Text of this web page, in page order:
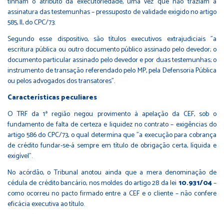
assinatura das testemunhas – pressuposto de validade exigido no artigo
585, II, do CPC/73.
Segundo esse dispositivo, são títulos executivos extrajudiciais "a
escritura pública ou outro documento público assinado pelo devedor; o
documento particular assinado pelo devedor e por duas testemunhas; o
instrumento de transação referendado pelo MP, pela Defensoria Pública
ou pelos advogados dos transatores".
Características peculiares
O TRF da 1ª região negou provimento à apelação da CEF, sob o
fundamento de falta de certeza e liquidez no contrato – exigências do
artigo 586 do CPC/73, o qual determina que "a execução para cobrança
de crédito fundar-se-á sempre em título de obrigação certa, líquida e
exigível".
No acórdão, o Tribunal anotou ainda que a mera denominação de
cédula de crédito bancário, nos moldes do artigo 28 da lei 10.931/04–
como ocorreu no pacto firmado entre a CEF e o cliente – não confere
eficácia executiva ao título.